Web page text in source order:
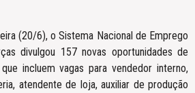
(20/6), o Sistema Nacional de Emprego
divulgou 157 novas oportunidades de
incluem vagas para vendedor interno,
atendente de loja, auxiliar de produção